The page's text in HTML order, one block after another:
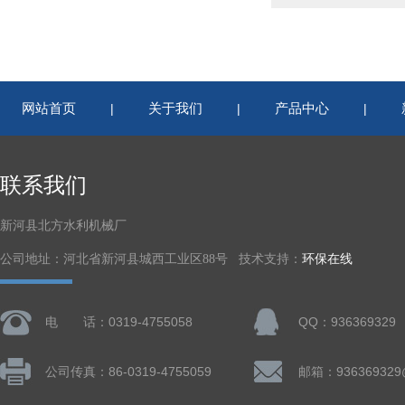
网站首页 | 关于我们 | 产品中心 |
联系我们
新河县北方水利机械厂
公司地址：河北省新河县城西工业区88号 技术支持： 环保在线
电 话：0319-4755058 QQ：936369329
公司传真：86-0319-4755059 邮箱：